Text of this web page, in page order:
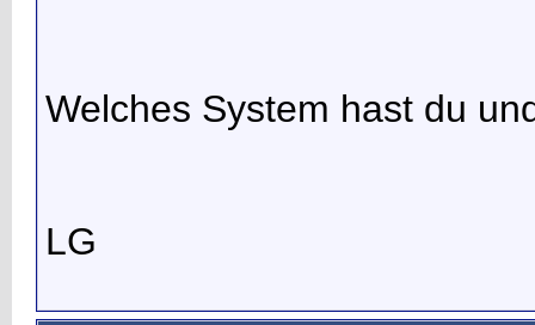
Welches System hast du
LG